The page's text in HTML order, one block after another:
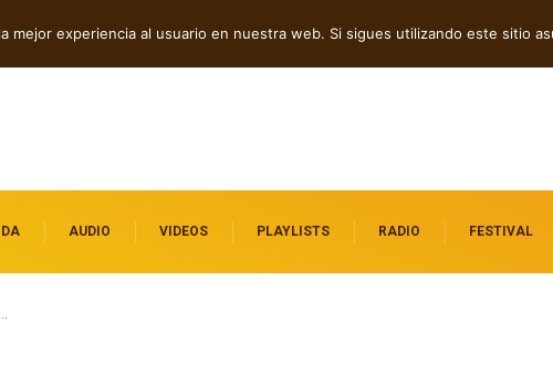
AUDIO VIDEOS PLAYLISTS RADIO FESTIVAL
mejor experiencia al usuario en nuestra web. Si sigues utilizando este sitio